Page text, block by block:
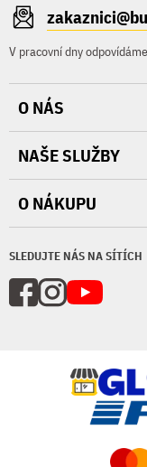
V pracovní dny
SLEDUJTE NÁS NA SÍTÍCH
O NÁS
NAŠE SLUŽBY
O NÁKUPU